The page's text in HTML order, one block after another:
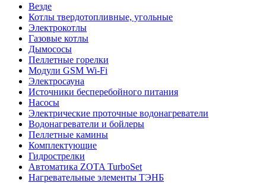
Везде
Котлы твердотопливные, угольные
Электрокотлы
Газовые котлы
Дымососы
Пеллетные горелки
Модули GSM Wi-Fi
Электросауна
Источники бесперебойного питания
Насосы
Электрические проточные водонагреватели
Водонагреватели и бойлеры
Пеллетные камины
Комплектующие
Гидрострелки
Автоматика ZOTA TurboSet
Нагревательные элементы ТЭНБ